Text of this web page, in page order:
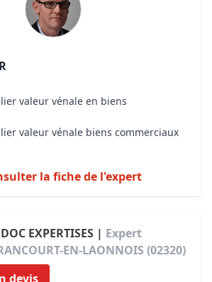
valeur vénale en biens
valeur vénale biens commerciaux
la fiche de l'expert
EXPERTISES | Expert
EN-LAONNOIS (02320)
devis